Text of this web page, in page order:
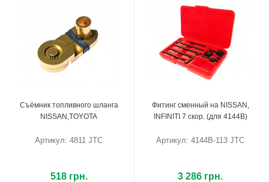
Съёмник топливного шланга
NISSAN,TOYOTA
Артикул: 4811 JTC
518 грн.
Фитинг сменный на NISSAN,
INFINITI 7 скор. (для 4144B)
Артикул: 4144B-113 JTC
3 286 грн.